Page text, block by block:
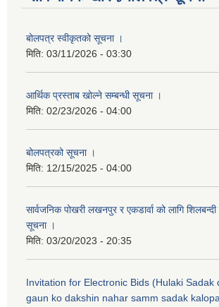
बोलपत्र स्वीकृतको सूचना ।
मिति: 03/11/2026 - 03:30
आर्थिक प्रस्ताब खोल्ने सम्बन्धी सूचना ।
मिति: 02/23/2026 - 04:00
बोलपत्रको सूचना ।
मिति: 12/15/2025 - 04:00
सार्वजनिक पोखरी लखनपुर र एकडार्वा को लागि
सूचना ।
मिति: 03/20/2023 - 20:35
Invitation for Electronic Bids (Hulaki Sadak
gaun ko dakshin nahar samm sadak